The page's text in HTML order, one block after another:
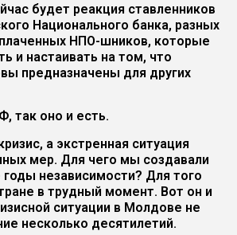
будет реакция ставленников
Национального банка, разных
НПО-шников, которые
и настаивать на том, что
предназначены для других
так оно и есть.
а экстренная ситуация
мер. Для чего мы создавали
независимости? Для того
в трудный момент. Вот он и
ситуации в Молдове не
несколько десятилетий.